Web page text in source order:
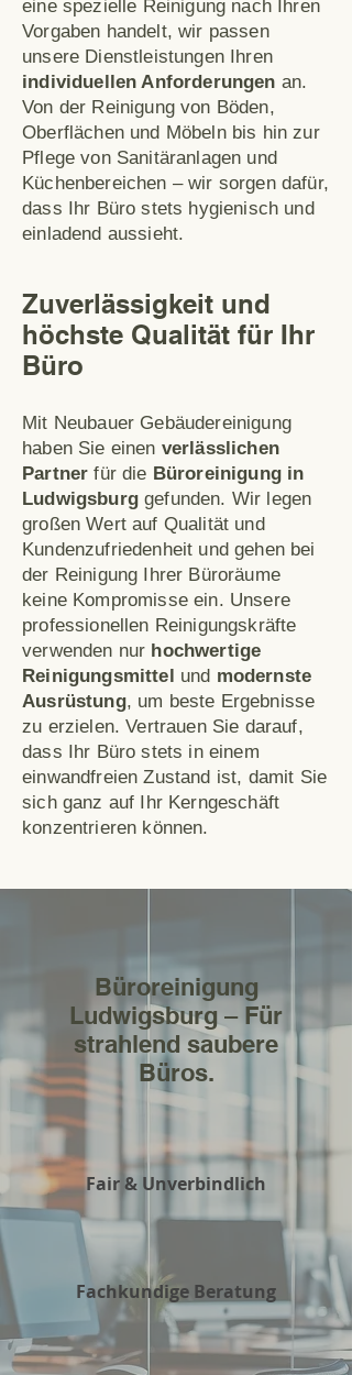
eine spezielle Reinigung nach Ihren
Vorgaben handelt, wir passen
unsere Dienstleistungen Ihren
individuellen Anforderungen an.
Von der Reinigung von Böden,
Oberflächen und Möbeln bis hin zur
Pflege von Sanitäranlagen und
Küchenbereichen – wir sorgen dafür,
dass Ihr Büro stets hygienisch und
einladend aussieht.
Zuverlässigkeit und
höchste Qualität für Ihr
Büro
Mit Neubauer Gebäudereinigung
haben Sie einen verlässlichen
Partner für die Büroreinigung in
Ludwigsburggefunden. Wir legen
großen Wert auf Qualität und
Kundenzufriedenheit und gehen bei
der Reinigung Ihrer Büroräume
keine Kompromisse ein. Unsere
professionellen Reinigungskräfte
verwenden nur hochwertige
Reinigungsmittel und modernste
Ausrüstung, um beste Ergebnisse
zu erzielen. Vertrauen Sie darauf,
dass Ihr Büro stets in einem
einwandfreien Zustand ist, damit Sie
sich ganz auf Ihr Kerngeschäft
konzentrieren können.
Büroreinigung
Ludwigsburg – Für
strahlend saubere
Büros.
Fair & Unverbindlich
Fachkundige Beratung